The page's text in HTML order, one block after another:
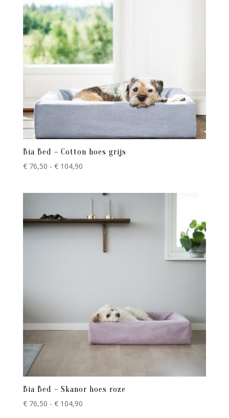
Bia Bed – Cotton hoes grijs
€76,50 - €104,90Prijsklasse:
€ 104,90
Bia Bed – Skanor hoes roze
€76,50 - €104,90Prijsklasse: